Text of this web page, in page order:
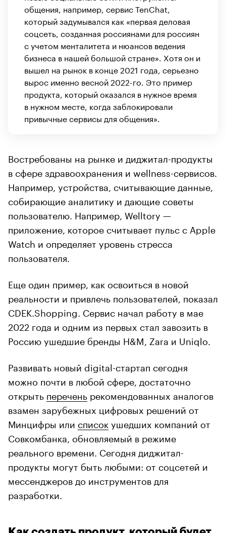
общения, например, сервис TenChat,
который задумывался как «первая деловая
соцсеть, созданная россиянами для россиян
с учетом менталитета и нюансов ведения
бизнеса в нашей большой стране». Хотя он и
вышел на рынок в конце 2021 года, серьезно
вырос именно весной 2022-го. Это пример
продукта, который оказался в нужное время
в нужном месте, когда заблокировали
привычные сервисы для общения».
Востребованы на рынке и диджитал-продукты
в сфере здравоохранения и wellness-сервисов.
Например, устройства, считывающие данные,
собирающие аналитику и дающие советы
пользователю. Например, Welltory —
приложение, которое считывает пульс с Apple
Watch и определяет уровень стресса
пользователя.
Еще один пример, как освоиться в новой
реальности и привлечь пользователей, показал
CDEK.Shopping. Cервис начал работу в мае
2022 года и одним из первых стал завозить в
Россию ушедшие бренды H&M, Zara и Uniqlo.
Развивать новый digital-стартап сегодня
можно почти в любой сфере, достаточно
открыть перечень рекомендованных аналогов
взамен зарубежных цифровых решений от
Минцифры или списокушедших компаний от
Совкомбанка, обновляемый в режиме
реального времени. Сегодня диджитал-
продукты могут быть любыми: от соцсетей и
мессенджеров до инструментов для
разработки.